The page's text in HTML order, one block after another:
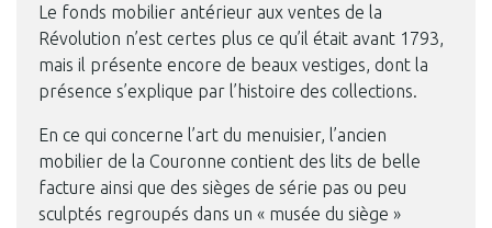
Le fonds mobilier antérieur aux ventes de la
Révolution n’est certes plus ce qu’il était avant 1793,
mais il présente encore de beaux vestiges, dont la
présence s’explique par l’histoire des collections.
En ce qui concerne l’art du menuisier, l’ancien
mobilier de la Couronne contient des lits de belle
facture ainsi que des sièges de série pas ou peu
sculptés regroupés dans un « musée du siège »